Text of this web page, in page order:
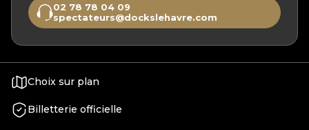
02 78 78 04 09
spectateurs@dockslehavre.com
Choix sur plan
Billetterie officielle